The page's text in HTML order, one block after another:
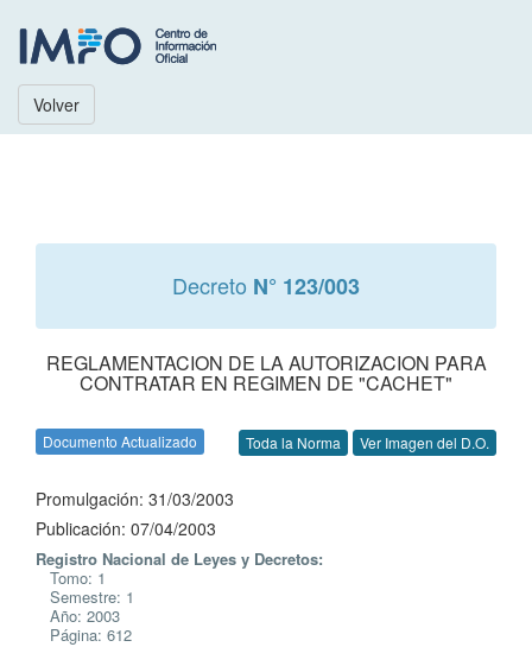
Volver
Decreto N° 123/003
REGLAMENTACION DE LA AUTORIZACION PARA
CONTRATAR EN REGIMEN DE "CACHET"
Documento Actualizado Toda la Norma Ver Imagen del D.O.
Promulgación: 31/03/2003
Publicación: 07/04/2003
Registro Nacional de Leyes y Decretos:
Tomo: 1
Semestre: 1
Año: 2003
Página: 612